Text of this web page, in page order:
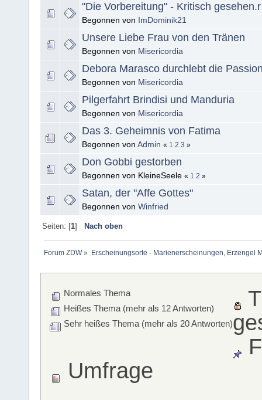
"Die Vorbereitung" - Kritisch gesehen.r
Begonnen von ImDominik21
Unsere Liebe Frau von den Tränen
Begonnen von Misericordia
Debora Marasco durchlebt die
Begonnen von Misericordia
Pilgerfahrt Brindisi und Manduria
Begonnen von Misericordia
Das 3. Geheimnis von Fatima
Begonnen von Admin « 1 2 3 »
Don Gobbi gestorben
Begonnen von KleineSeele « 1 2 »
Satan, der "Affe Gottes"
Begonnen von Winfried
Seiten: [1] Nach oben
Forum ZDW» Erscheinungsorte - Marienerscheinungen, Erzengel
Normales Thema
Heißes Thema (mehr als 12 Antworten)
Sehr heißes Thema (mehr als 20 Antworten)
Umfrage